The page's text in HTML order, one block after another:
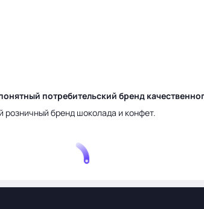
потребительский бренд
бренд шоколада и конфет.